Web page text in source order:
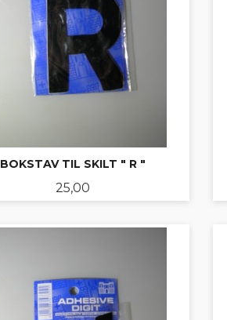
BOKSTAV TIL SKILT " R "
Pris
25,00
KJØP